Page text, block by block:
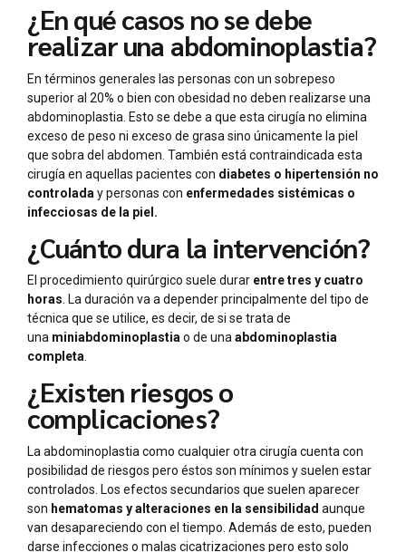
¿En qué casos no se debe
realizar una abdominoplastia?
En términos generales las personas con un sobrepeso
superior al 20% o bien con obesidad no deben realizarse una
abdominoplastia. Esto se debe a que esta cirugía no elimina
exceso de peso ni exceso de grasa sino únicamente la piel
que sobra del abdomen. También está contraindicada esta
cirugía en aquellas pacientes con diabetes o hipertensión no
controlada y personas con enfermedades sistémicas o
infecciosas de la piel.
¿Cuánto dura la intervención?
El procedimiento quirúrgico suele durar entre tres y cuatro
horas. La duración va a depender principalmente del tipo de
técnica que se utilice, es decir, de si se trata de
una miniabdominoplastiao de unaabdominoplastia
completa.
¿Existen riesgos o
complicaciones?
La abdominoplastia como cualquier otra cirugía cuenta con
posibilidad de riesgos pero éstos son mínimos y suelen estar
controlados. Los efectos secundarios que suelen aparecer
son hematomas y alteraciones en la sensibilidad aunque
van desapareciendo con el tiempo. Además de esto, pueden
darse infecciones o malas cicatrizaciones pero esto solo